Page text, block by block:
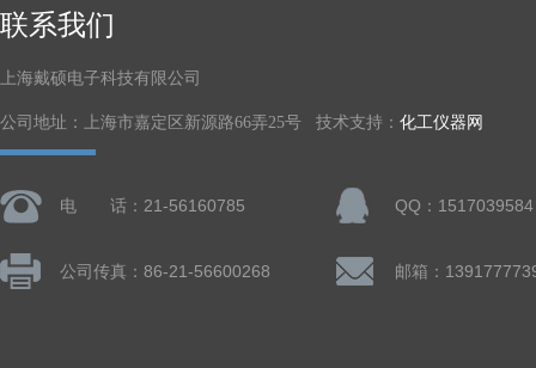
联系我们
上海戴硕电子科技有限公司
公司地址：上海市嘉定区新源路66弄25号 技术支持： 化工仪器网
电 话：21-56160785 QQ：1517039584
公司传真：86-21-56600268